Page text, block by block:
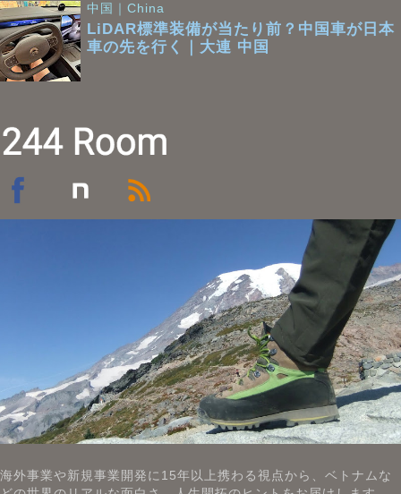
中国｜China
LiDAR標準装備が当たり前？中国車が日本
車の先を行く｜大連 中国
海外事業や新規事業開発に15年以上携わる視点から、ベトナムな